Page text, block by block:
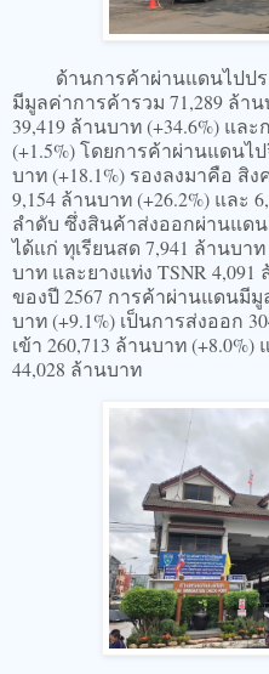
ด้านการค้าผ่านแดนไปประ
มีมูลค่าการค้ารวม 71,289 ล้า
39,419 ล้านบาท (+34.6%) แล
(+1.5%) โดยการค้าผ่านแดนไ
บาท (+18.1%) รองลงมาคือ สิ
9,154 ล้านบาท (+26.2%) และ
ลำดับ ซึ่งสินค้าส่งออกผ่านแด
ได้แก่ ทุเรียนสด 7,941 ล้านบา
บาท และยางแท่ง TSNR
ของปี 2567 การค้าผ่านแดนมีมู
บาท (+9.1%) เป็นการส่งออก
เข้า 260,713 ล้านบาท
44,028 ล้านบาท